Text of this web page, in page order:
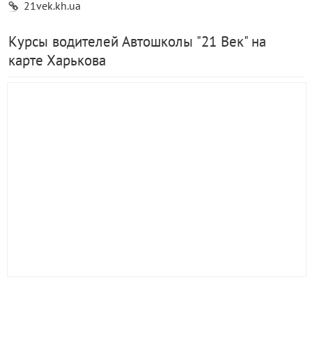
21vek.kh.ua
Курсы водителей Автошколы "21 Век" на
карте Харькова